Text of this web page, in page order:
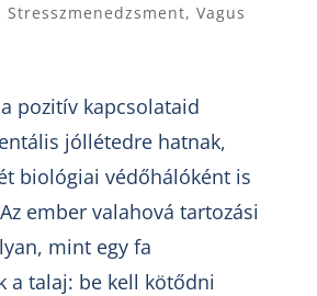
Stresszmenedzsment, Vagus
pozitív kapcsolataid
jóllétedre hatnak,
biológiai védőhálóként is
ember valahová tartozási
mint egy fa
a talaj: be kell kötődni